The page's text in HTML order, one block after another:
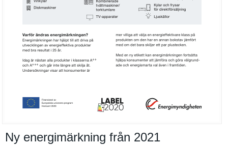
Ny energimärkning från 2021